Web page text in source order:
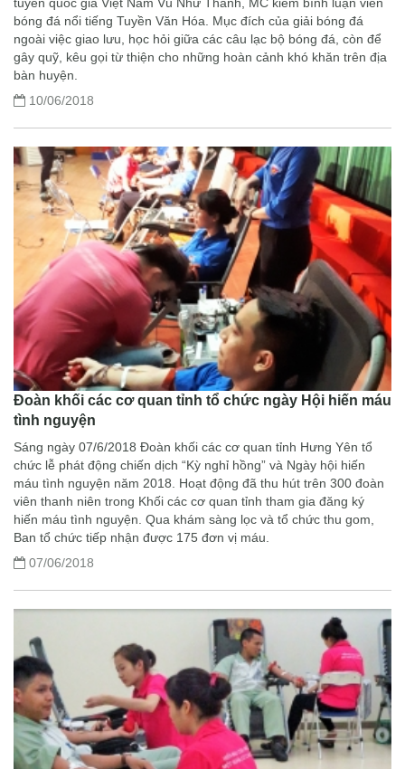
bóng đá nổi tiếng Tuyền Văn Hóa. Mục đích của giải bóng đá
ngoài việc giao lưu, học hỏi giữa các câu lạc bộ bóng đá, còn để
gây quỹ, kêu gọi từ thiện cho những hoàn cảnh khó khăn trên địa
bàn huyện.
10/06/2018
Đoàn khối các cơ quan tỉnh tổ chức ngày Hội hiến máu
tình nguyện
Sáng ngày 07/6/2018 Đoàn khối các cơ quan tỉnh Hưng Yên tổ
chức lễ phát động chiến dịch “Kỳ nghỉ hồng” và Ngày hội hiến
máu tình nguyện năm 2018. Hoạt động đã thu hút trên 300 đoàn
viên thanh niên trong Khối các cơ quan tỉnh tham gia đăng ký
hiến máu tình nguyện. Qua khám sàng lọc và tổ chức thu gom,
Ban tổ chức tiếp nhận được 175 đơn vị máu.
07/06/2018